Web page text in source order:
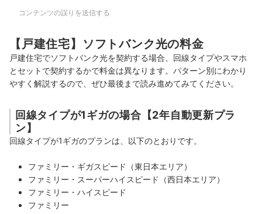
コンテンツの誤りを送信する
【戸建住宅】ソフトバンク光の料金
戸建住宅でソフトバンク光を契約する場合、回線タイプやスマホ
とセットで契約するかで料金は異なります。パターン別にわかり
やすく解説するので、ぜひ最後まで読み進めてみてください。
回線タイプが1ギガの場合【2年自動更新プラ
ン】
回線タイプが1ギガのプランは、以下のとおりです。
ファミリー・ギガスピード（東日本エリア）
ファミリー・スーパーハイスピード（西日本エリア）
ファミリー・ハイスピード
ファミリー